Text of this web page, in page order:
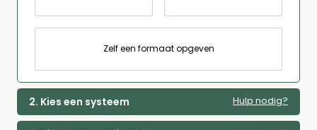
Zelf een formaat opgeven
2. Kies een systeem Hulp nodig?